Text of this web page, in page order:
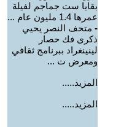
بقايا ست جماجم لفيلة
عمرها 1.4 مليون عام ...
- متحف النصر يحيي
ذكرى فك حصار
لينينغراد ببرنامج ثقافي
ومعرض ت ...
المزيد.....
المزيد.....